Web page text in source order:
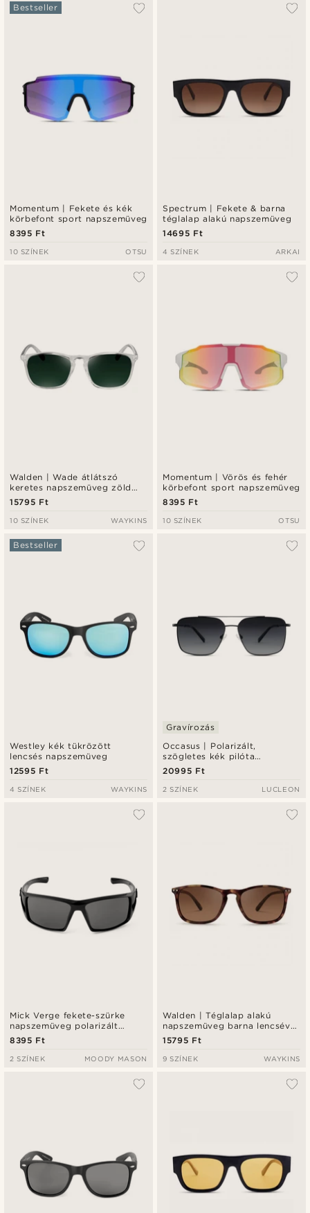
Momentum | Fekete és kék
körbefont sport napszemüveg
Bestseller
8395 Ft
10 SZÍNEK OTSU
Spectrum | Fekete & barna
téglalap alakú napszemüveg
14695 Ft
4 SZÍNEK ARKAI
Walden | Wade átlátszó
keretes napszemüveg zöld
lencsékkel
15795 Ft
10 SZÍNEK WAYKINS
Momentum | Vörös és fehér
körbefont sport napszemüveg
8395 Ft
10 SZÍNEK OTSU
Westley kék tükrözött
lencsés napszemüveg
Bestseller
12595 Ft
4 SZÍNEK WAYKINS
Occasus | Polarizált,
szögletes kék pilóta
napszemüveg
Gravírozás
20995 Ft
2 SZÍNEK LUCLEON
Mick Verge fekete-szürke
napszemüveg polarizált
lencsékkel - 3.5 kategóriás
8395 Ft
2 SZÍNEK MOODY MASON
Walden | Téglalap alakú
napszemüveg barna lencsével
és teknőcmintás kerettel
15795 Ft
9 SZÍNEK WAYKINS